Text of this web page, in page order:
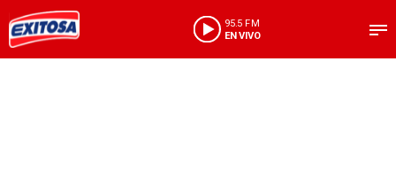
95.5 FM
EN VIVO